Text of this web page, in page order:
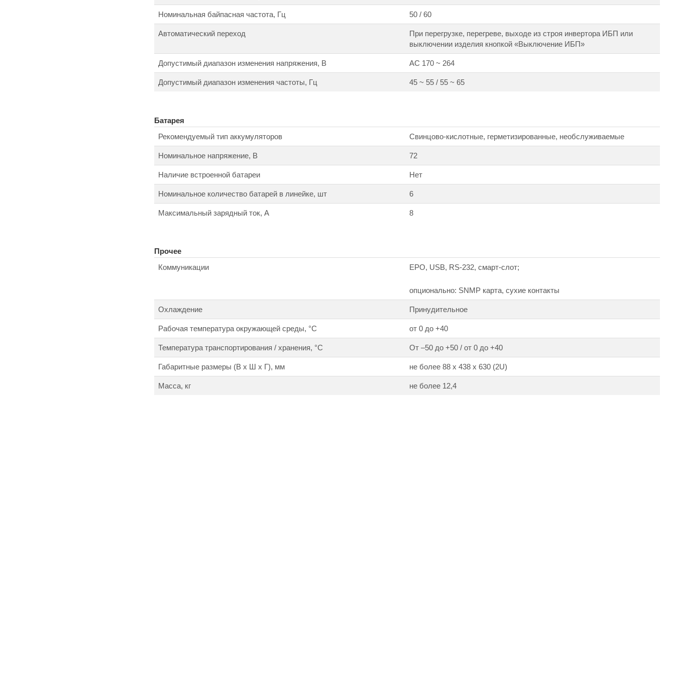
Номинальная байпасная частота, Гц 50 / 60
Автоматический переход
При перегрузке, перегреве, выходе из строя инвертора ИБП или
выключении изделия кнопкой «Выключение ИБП»
Допустимый диапазон изменения напряжения, В АС 170 ~ 264
Допустимый диапазон изменения частоты, Гц 45 ~ 55 / 55 ~ 65
Батарея
Рекомендуемый тип аккумуляторов
Свинцово-кислотные, герметизированные, необслуживаемые
Номинальное напряжение, В 72
Наличие встроенной батареи Нет
Номинальное количество батарей в линейке, шт 6
Максимальный зарядный ток, А 8
Прочее
Коммуникации
EPO, USB, RS-232, смарт-слот;
опционально: SNMP карта, сухие контакты
Охлаждение Принудительное
Рабочая температура окружающей среды, °С от 0 до +40
Температура транспортирования / хранения, °С От –50 до +50 / от 0 до +40
Габаритные размеры (В х Ш х Г), мм не более 88 х 438 х 630 (2U)
Масса, кг не более 12,4